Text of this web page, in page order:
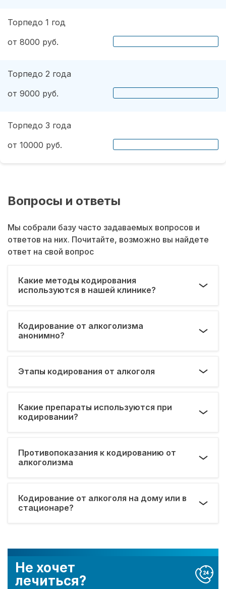
Не хочет
лечиться?
Торпедо 1 год
от 8000 руб.
Торпедо 2 года
от 9000 руб.
Торпедо 3 года
от 10000 руб.
Вопросы и ответы
Мы собрали базу часто задаваемых вопросов и
ответов на них. Почитайте, возможно вы найдете
ответ на свой вопрос
Какие методы кодирования
используются в нашей клинике?
Кодирование от алкоголизма
анонимно?
Этапы кодирования от алкоголя
Какие препараты используются при
кодировании?
Противопоказания к кодированию от
алкоголизма
Кодирование от алкоголя на дому или в
стационаре?